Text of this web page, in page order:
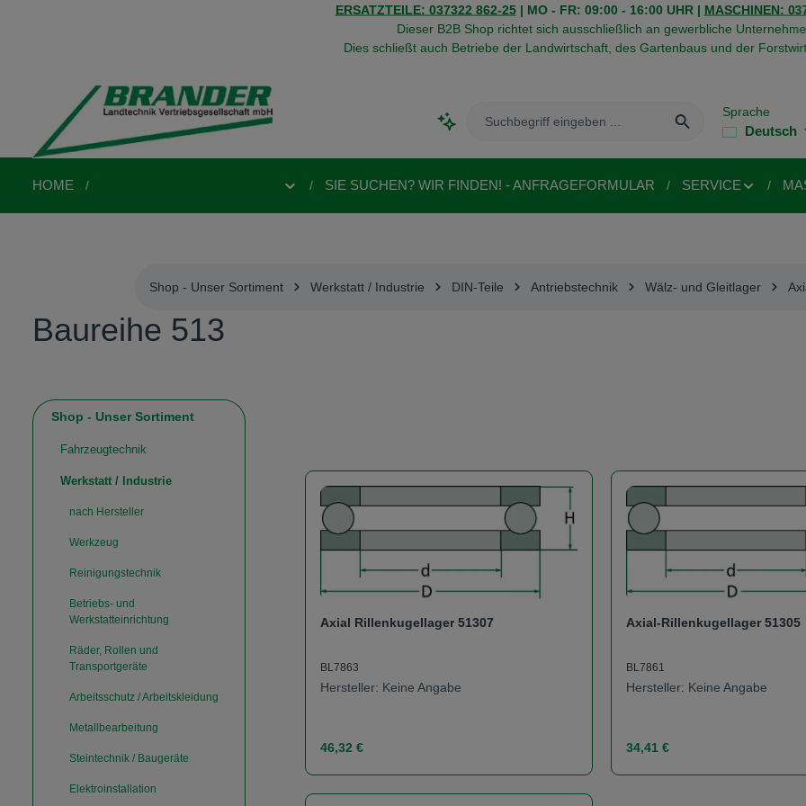
ERSATZTEILE: 037322 862-25| MO - FR: 09:00 - 16:00 UHR | MASCHINEN:
Dieser B2B Shop richtet sich ausschließlich an gewerbliche
Dies schließt auch Betriebe der Landwirtschaft, des Gartenbaus und der
Sprache
Deutsch
HOME SIE SUCHEN? WIR FINDEN! - ANFRAGEFORMULAR SERVICE
Shop - Unser Sortiment Werkstatt / Industrie DIN-Teile Antriebstechnik Wälz- und Gleitlager
Baureihe 513
Shop - Unser Sortiment
Fahrzeugtechnik
Werkstatt / Industrie
nach Hersteller
Werkzeug
Reinigungstechnik
Betriebs- und
Werkstatteinrichtung
Räder, Rollen und
Transportgeräte
Arbeitsschutz / Arbeitskleidung
Metallbearbeitung
Steintechnik / Baugeräte
Elektroinstallation
Axial Rillenkugellager 51307
BL7863
Hersteller: Keine Angabe
Regulärer Preis:
46,32 €
Axial-Rillenkugellager 51305
BL7861
Hersteller: Keine Angabe
Regulärer Preis:
34,41 €